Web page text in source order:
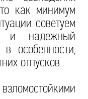
как минимум
советуем
и надежный
особенности,
отпусков.